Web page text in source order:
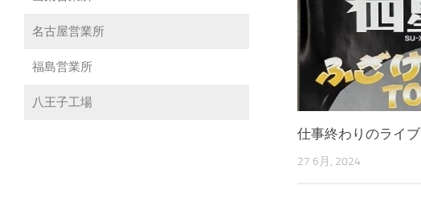
仕事終わりのライブ
27 6月, 2024
名古屋営業所
福島営業所
八王子工場